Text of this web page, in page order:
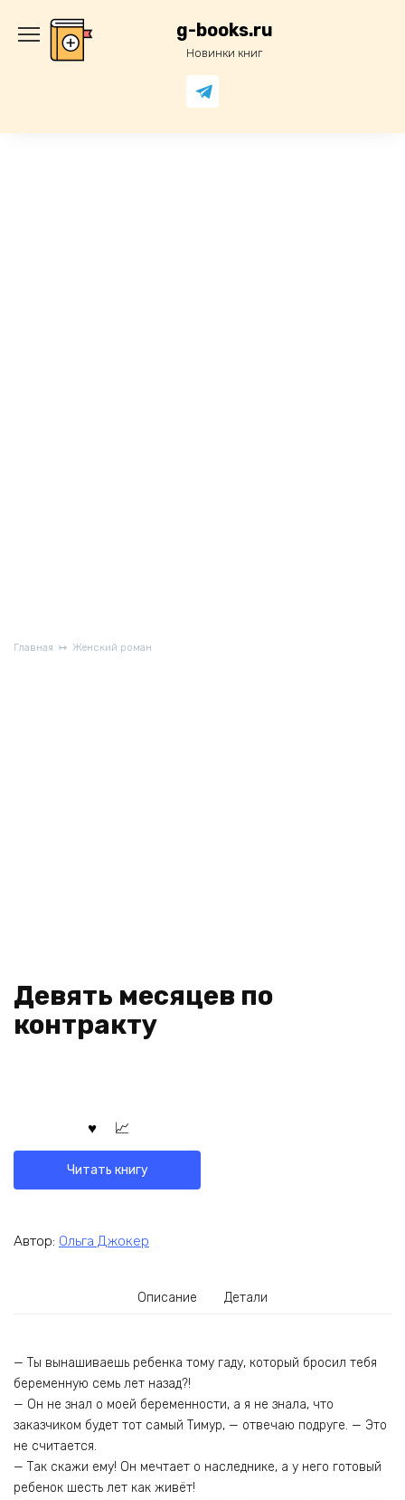
содержанию
g-books.ru
Новинки книг
Главная Женский роман
Девять месяцев по
контракту
Читать книгу
Автор: Ольга Джокер
Описание Детали
— Ты вынашиваешь ребенка тому гаду, который бросил тебя
беременную семь лет назад?!
— Он не знал о моей беременности, а я не знала, что
заказчиком будет тот самый Тимур, — отвечаю подруге. — Это
не считается.
— Так скажи ему! Он мечтает о наследнике, а у него готовый
ребенок шесть лет как живёт!